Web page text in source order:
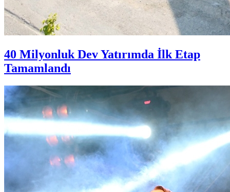
40 Milyonluk Dev Yatırımda İlk Etap
Tamamlandı